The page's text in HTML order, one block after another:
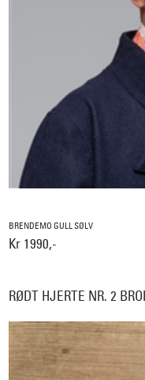
BRENDEMO GULL SØLV
Kr 1990,-
RØDT HJERTE NR. 2